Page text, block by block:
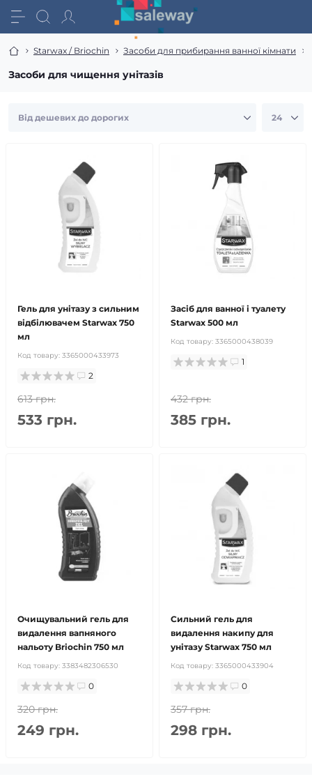
Starwax / Briochin Засоби для прибирання ванної кімнати
Засоби для чищення унітазів
Гель для унітазу з сильним
відбілювачем Starwax 750
мл
Код товару: 3365000433973
2
613 грн.
533 грн.
Засіб для ванної і туалету
Starwax 500 мл
Код товару: 3365000438039
1
432 грн.
385 грн.
Очищувальний гель для
видалення вапняного
нальоту Briochin 750 мл
Код товару: 3383482306530
0
320 грн.
249 грн.
Сильний гель для
видалення накипу для
унітазу Starwax 750 мл
Код товару: 3365000433904
0
357 грн.
298 грн.